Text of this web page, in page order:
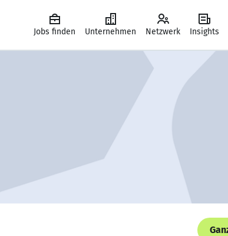
Jobs finden Unternehmen Netzwerk Insights